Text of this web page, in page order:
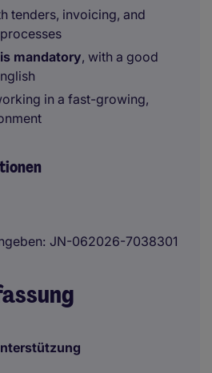
tenders, invoicing, and
mandatory, with a good
in a fast-growing,
JN-062026-7038301